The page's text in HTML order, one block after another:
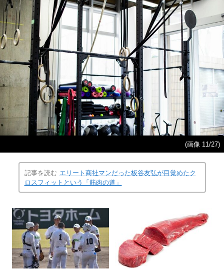
(画像 11/27)
記事を読む エリート商社マンだった板谷友弘が目覚めたク
ロスフィットという「筋肉の道」